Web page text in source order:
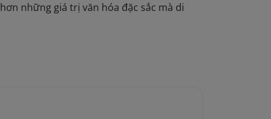
những giá trị văn hóa đặc sắc mà di